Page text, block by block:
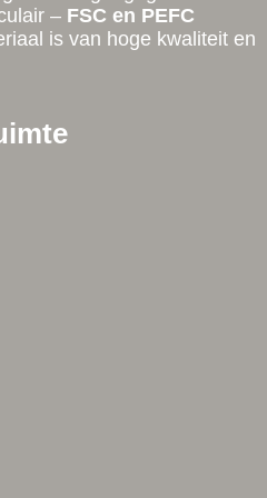
– FSC en PEFC
is van hoge kwaliteit en